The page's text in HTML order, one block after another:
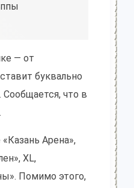
— от
буквально
что в
Арена»,
XL,
Помимо этого,